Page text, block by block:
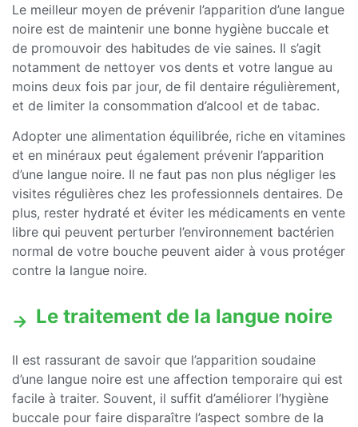
Le meilleur moyen de prévenir l’apparition d’une langue
noire est de maintenir une bonne hygiène buccale et
de promouvoir des habitudes de vie saines. Il s’agit
notamment de nettoyer vos dents et votre langue au
moins deux fois par jour, de fil dentaire régulièrement,
et de limiter la consommation d’alcool et de tabac.
Adopter une alimentation équilibrée, riche en vitamines
et en minéraux peut également prévenir l’apparition
d’une langue noire. Il ne faut pas non plus négliger les
visites régulières chez les professionnels dentaires. De
plus, rester hydraté et éviter les médicaments en vente
libre qui peuvent perturber l’environnement bactérien
normal de votre bouche peuvent aider à vous protéger
contre la langue noire.
Le traitement de la langue noire
Il est rassurant de savoir que l’apparition soudaine
d’une langue noire est une affection temporaire qui est
facile à traiter. Souvent, il suffit d’améliorer l’hygiène
buccale pour faire disparaître l’aspect sombre de la